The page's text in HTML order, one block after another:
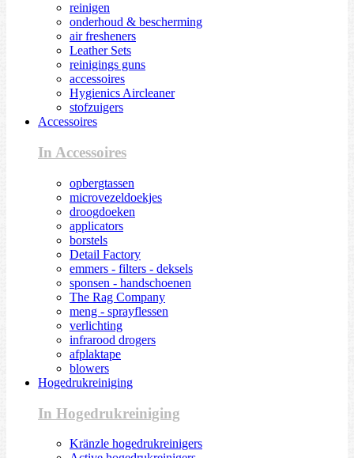
reinigen
onderhoud & bescherming
air fresheners
Leather Sets
reinigings guns
accessoires
Hygienics Aircleaner
stofzuigers
Accessoires
In Accessoires
opbergtassen
microvezeldoekjes
droogdoeken
applicators
borstels
Detail Factory
emmers - filters - deksels
sponsen - handschoenen
The Rag Company
meng - sprayflessen
verlichting
infrarood drogers
afplaktape
blowers
Hogedrukreiniging
In Hogedrukreiniging
Kränzle hogedrukreinigers